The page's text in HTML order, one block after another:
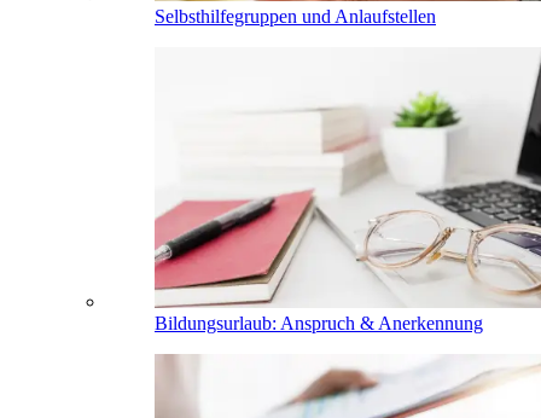
Selbsthilfegruppen und Anlaufstellen
Bildungsurlaub: Anspruch & Anerkennung